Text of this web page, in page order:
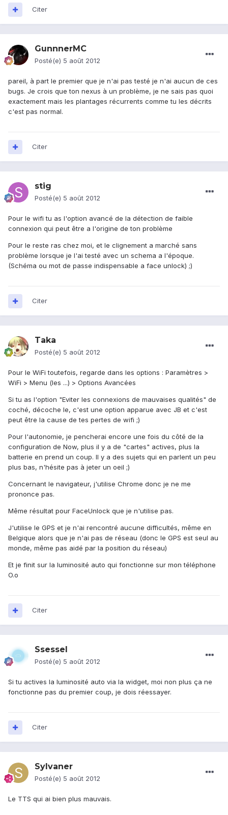
Citer
GunnnerMC
Posté(e) 5 août 2012
pareil, à part le premier que je n'ai pas testé je n'ai aucun de ces
bugs. Je crois que ton nexus à un problème, je ne sais pas quoi
exactement mais les plantages récurrents comme tu les décrits
c'est pas normal.
Citer
stig
Posté(e) 5 août 2012
Pour le wifi tu as l'option avancé de la détection de faible
connexion qui peut être a l'origine de ton problème
Pour le reste ras chez moi, et le clignement a marché sans
problème lorsque je l'ai testé avec un schema a l'époque.
(Schéma ou mot de passe indispensable a face unlock) ;)
Citer
Taka
Posté(e) 5 août 2012
Pour le WiFi toutefois, regarde dans les options : Paramètres >
WiFi > Menu (les ...) > Options Avancées
Si tu as l'option "Eviter les connexions de mauvaises qualités" de
coché, décoche le, c'est une option apparue avec JB et c'est
peut être la cause de tes pertes de wifi ;)
Pour l'autonomie, je pencherai encore une fois du côté de la
configuration de Now, plus il y a de "cartes" actives, plus la
batterie en prend un coup. Il y a des sujets qui en parlent un peu
plus bas, n'hésite pas à jeter un oeil ;)
Concernant le navigateur, j'utilise Chrome donc je ne me
prononce pas.
Même résultat pour FaceUnlock que je n'utilise pas.
J'utilise le GPS et je n'ai rencontré aucune difficultés, même en
Belgique alors que je n'ai pas de réseau (donc le GPS est seul au
monde, même pas aidé par la position du réseau)
Et je finit sur la luminosité auto qui fonctionne sur mon téléphone
O.o
Citer
Ssessel
Posté(e) 5 août 2012
Si tu actives la luminosité auto via la widget, moi non plus ça ne
fonctionne pas du premier coup, je dois réessayer.
Citer
Sylvaner
Posté(e) 5 août 2012
Le TTS qui ai bien plus mauvais.